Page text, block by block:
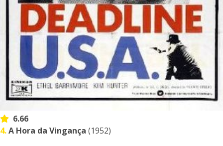
6.66
4.A Hora da Vingança (1952)